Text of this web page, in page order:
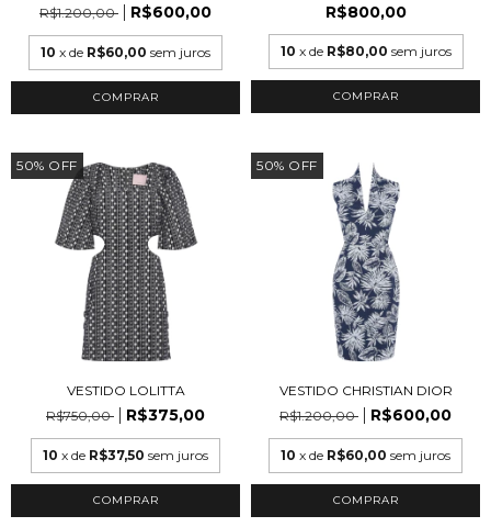
R$1.200,00
R$600,00
10 x de R$60,00 sem juros
COMPRAR
R$800,00
10 x de R$80,00 sem juros
50% OFF
VESTIDO LOLITTA
R$750,00
R$375,00
10 x de R$37,50 sem juros
50% OFF
VESTIDO CHRISTIAN DIOR
R$1.200,00
R$600,00
10 x de R$60,00 sem juros
COMPRAR